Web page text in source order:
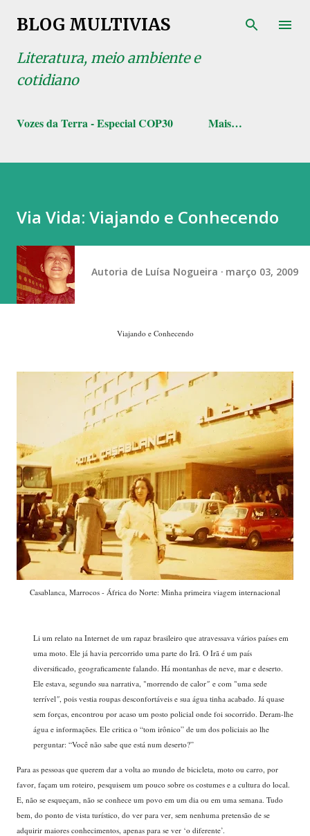
Pular para o conteúdo principal
BLOG MULTIVIAS
Literatura, meio ambiente e
cotidiano
Vozes da Terra - Especial COP30 Mais…
Via Vida: Viajando e Conhecendo
Autoria de Luísa Nogueira março 03, 2009
Viajando e Conhecendo
Casablanca, Marrocos - África do Norte: Minha primeira viagem internacional
Li um relato na Internet de um rapaz brasileiro que atravessava vários países em
uma moto. Ele já havia percorrido uma parte do Irã. O Irã é um país
diversificado, geograficamente falando. Há montanhas de neve, mar e deserto.
Ele estava, segundo sua narrativa, "morrendo de calor" e com "uma sede
terrível", pois vestia roupas desconfortáveis e sua água tinha acabado. Já quase
sem forças, encontrou por acaso um posto policial onde foi socorrido. Deram-lhe
água e informações. Ele critica o “tom irônico” de um dos policiais ao lhe
perguntar: “Você não sabe que está num deserto?”
Para as pessoas que querem dar a volta ao mundo de bicicleta, moto ou carro, por
favor, façam um roteiro, pesquisem um pouco sobre os costumes e a cultura do local.
E, não se esqueçam, não se conhece um povo em um dia ou em uma semana. Tudo
bem, do ponto de vista turístico, do ver para ver, sem nenhuma pretensão de se
adquirir maiores conhecimentos, apenas para se ver ‘o diferente’.